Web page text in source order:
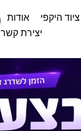
ציוד היקפי
אודות
יצירת קשר